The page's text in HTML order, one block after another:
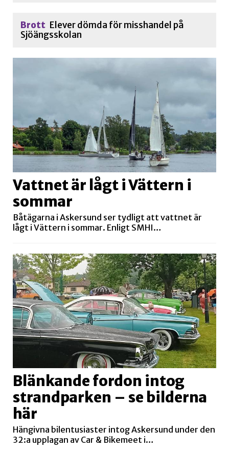
Brott Elever dömda för misshandel på
Sjöängsskolan
Vattnet är lågt i Vättern i
sommar
Båtägarna i Askersund ser tydligt att vattnet är
lågt i Vättern i sommar. Enligt SMHI…
Blänkande fordon intog
strandparken – se bilderna
här
Hängivna bilentusiaster intog Askersund under den
32:a upplagan av Car & Bikemeet i…